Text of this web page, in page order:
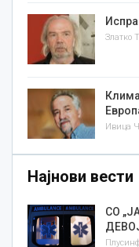
Ивица
Најнови вести
СО